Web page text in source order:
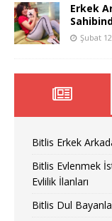
Erkek
Şubat
Bitlis Erkek
Bitlis Evlenmek
Evlilik İlanları
Bitlis Dul